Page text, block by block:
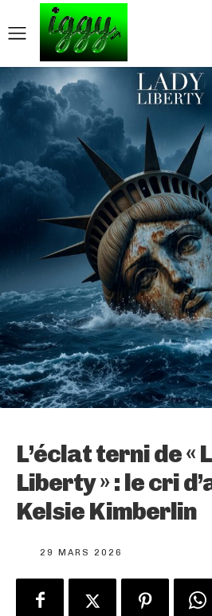
L’éclat terni de «
Liberty » : le cri
Kelsie Kimberlin
29 MARS 2026